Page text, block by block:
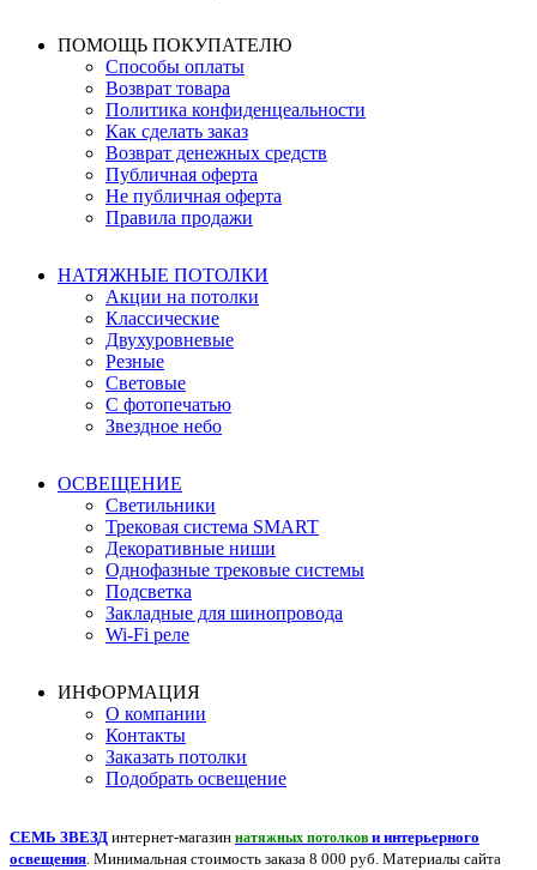
ПОМОЩЬ ПОКУПАТЕЛЮ
Способы оплаты
Возврат товара
Политика конфиденцеальности
Как сделать заказ
Возврат денежных средств
Публичная оферта
Не публичная оферта
Правила продажи
НАТЯЖНЫЕ ПОТОЛКИ
Акции на потолки
Классические
Двухуровневые
Резные
Световые
С фотопечатью
Звездное небо
ОСВЕЩЕНИЕ
Светильники
Трековая система SMART
Декоративные ниши
Однофазные трековые системы
Подсветка
Закладные для шинопровода
Wi-Fi реле
ИНФОРМАЦИЯ
О компании
Контакты
Заказать потолки
Подобрать освещение
СЕМЬ ЗВЕЗД интернет-магазин натяжных потолков и интерьерного
освещения. Минимальная стоимость заказа 8 000 руб. Материалы сайта